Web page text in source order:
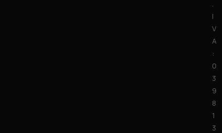
.
I
V
A
:
0
3
9
8
1
3